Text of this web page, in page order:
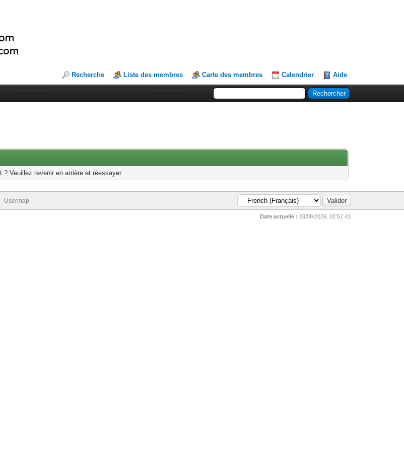
Recherche Liste des membres Carte des membres Calendrier Aide
Veuillez revenir en arrière et réessayer.
Usermap
Date actuelle : 08/08/2026, 02:51:41